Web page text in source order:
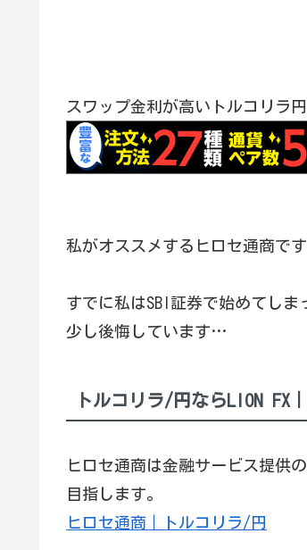
スワップ金利が高いトルコリラ
私がオススメするヒロセ通商で
すでに私はSBI証券で始めてし
少し後悔しています…
トルコリラ/円ならLION FX
ヒロセ通商は金融サービス提供
目指します。
ヒロセ通商｜トルコリラ/円